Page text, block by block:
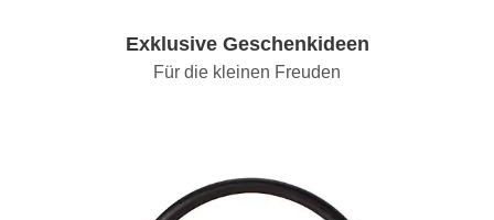
Exklusive Geschenkideen
Für die kleinen Freuden